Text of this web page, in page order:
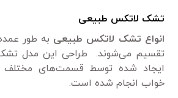
تشک لاتکس طبیعی
انواع تشک‌ لاتکس طبیعی
تقسیم می‌شوند. طراحی این مدل
ایجاد شده توسط قسمت‌های مختلف
خواب انجام شده است.